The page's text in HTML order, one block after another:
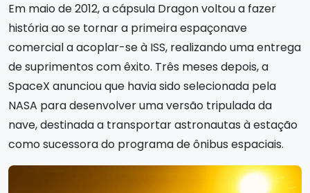
Em maio de 2012, a cápsula Dragon voltou a fazer
história ao se tornar a primeira espaçonave
comercial a acoplar-se à ISS, realizando uma entrega
de suprimentos com êxito. Três meses depois, a
SpaceX anunciou que havia sido selecionada pela
NASA para desenvolver uma versão tripulada da
nave, destinada a transportar astronautas à estação
como sucessora do programa de ônibus espaciais.